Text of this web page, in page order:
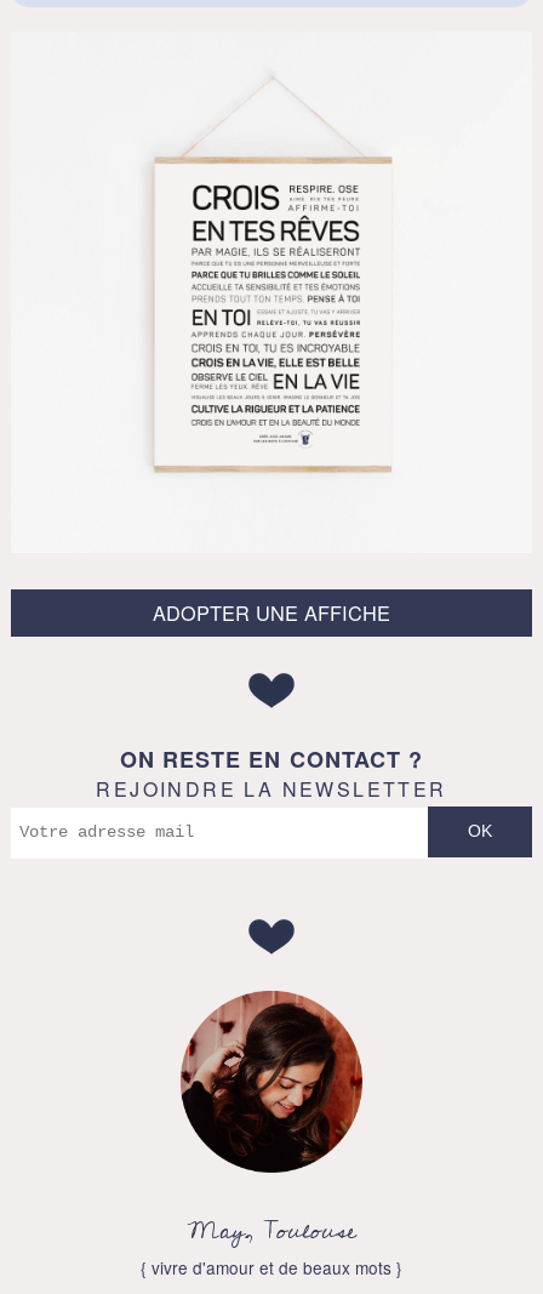
ADOPTER UNE AFFICHE
ON RESTE EN CONTACT ?
REJOINDRE LA NEWSLETTER
May, Toulouse
{ vivre d'amour et de beaux mots }